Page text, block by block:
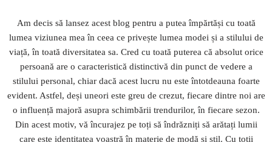
Am decis să lansez acest blog pentru a putea împărtăși cu toată
lumea viziunea mea în ceea ce privește lumea modei și a stilului de
viață, în toată diversitatea sa. Cred cu toată puterea că absolut orice
persoană are o caracteristică distinctivă din punct de vedere a
stilului personal, chiar dacă acest lucru nu este întotdeauna foarte
evident. Astfel, deși uneori este greu de crezut, fiecare dintre noi are
o influență majoră asupra schimbării trendurilor, în fiecare sezon.
Din acest motiv, vă încurajez pe toți să îndrăzniți să arătați lumii
care este identitatea voastră în materie de modă și stil. Cu toții